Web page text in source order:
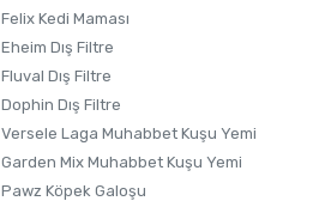
Felix Kedi Maması
Eheim Dış Filtre
Fluval Dış Filtre
Dophin Dış Filtre
Versele Laga Muhabbet Kuşu Yemi
Garden Mix Muhabbet Kuşu Yemi
Pawz Köpek Galoşu